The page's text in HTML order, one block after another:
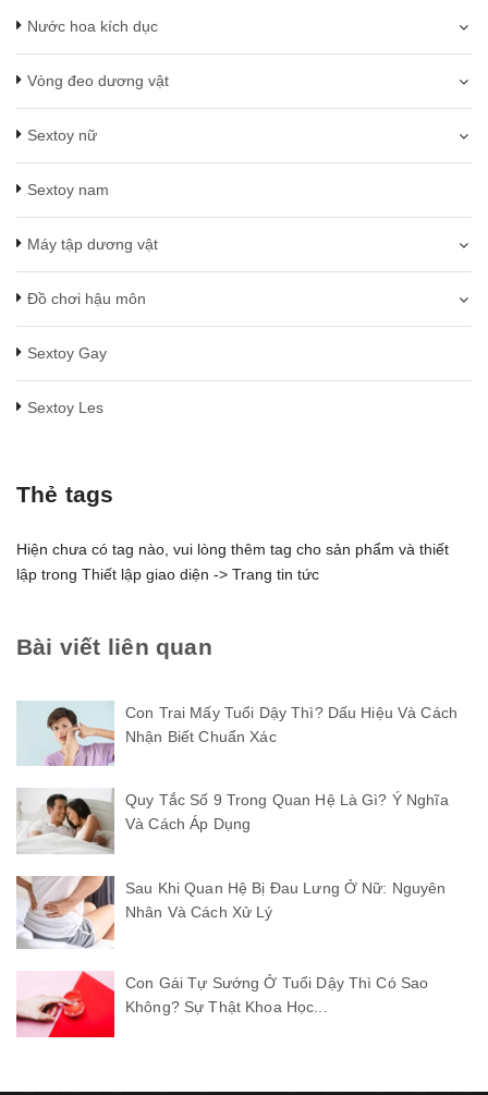
Nước hoa kích dục
Vòng đeo dương vật
Sextoy nữ
Sextoy nam
Máy tập dương vật
Đồ chơi hậu môn
Sextoy Gay
Sextoy Les
Thẻ tags
Hiện chưa có tag nào, vui lòng thêm tag cho sản phẩm và thiết
lập trong Thiết lập giao diện -> Trang tin tức
Bài viết liên quan
Con Trai Mấy Tuổi Dậy Thì? Dấu Hiệu Và Cách
Nhận Biết Chuẩn Xác
Quy Tắc Số 9 Trong Quan Hệ Là Gì? Ý Nghĩa
Và Cách Áp Dụng
Sau Khi Quan Hệ Bị Đau Lưng Ở Nữ: Nguyên
Nhân Và Cách Xử Lý
Con Gái Tự Sướng Ở Tuổi Dậy Thì Có Sao
Không? Sự Thật Khoa Học...